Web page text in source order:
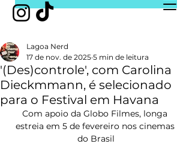
'(Des)controle', com Carolina
Dieckmmann, é selecionado
para o Festival em Havana
Lagoa Nerd
17 de nov. de 2025 5 min de leitura
Com apoio da Globo Filmes, longa
estreia em 5 de fevereiro nos cinemas
do Brasil